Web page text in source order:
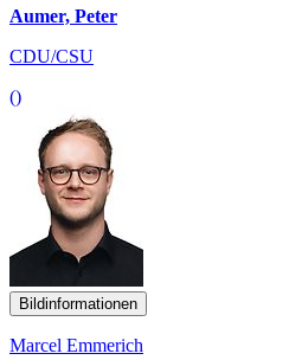
Aumer, Peter
CDU/CSU
()
Bildinformationen
Marcel Emmerich